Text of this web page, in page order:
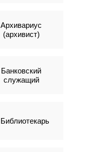
Архивариус
(архивист)
Банковский
служащий
Библиотекарь